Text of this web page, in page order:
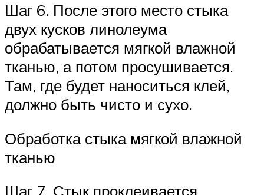
Шаг 6. После этого место стыка
двух кусков линолеума
обрабатывается мягкой влажной
тканью, а потом просушивается.
Там, где будет наноситься клей,
должно быть чисто и сухо.
Обработка стыка мягкой влажной
тканью
Шаг 7. Стык проклеивается